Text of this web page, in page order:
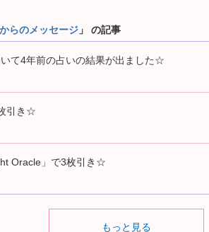
らのメッセージ 」 の記事
て4年前の占いの結果が出ました☆
引き☆
Oracle」で3枚引き☆
もっと見る